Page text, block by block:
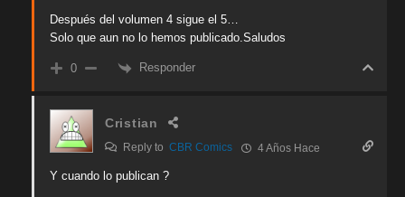
Después del volumen 4 sigue el 5…
Solo que aun no lo hemos publicado.Saludos
0 Responder
Cristian
Reply to CBR Comics 4 Años Hace
Y cuando lo publican ?